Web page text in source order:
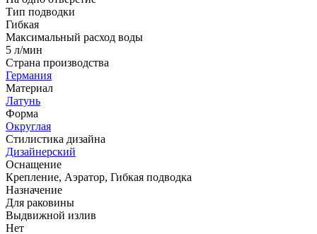
Тип подводки
Гибкая
Максимальный расход воды
5 л/мин
Страна производства
Германия
Материал
Латунь
Форма
Округлая
Стилистика дизайна
Дизайнерский
Оснащение
Крепление, Аэратор, Гибкая подводка
Назначение
Для раковины
Выдвижной излив
Нет